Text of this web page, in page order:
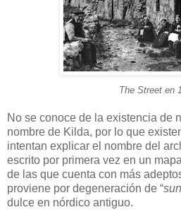
The Street en
No se conoce de la existencia de
nombre de Kilda, por lo que
intentan explicar el nombre del
escrito por primera vez en un
de las que cuenta con más
proviene por degeneración de “
dulce en nórdico antiguo.